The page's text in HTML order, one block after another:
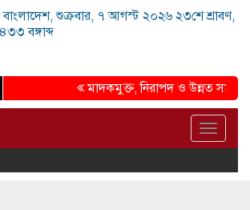
বাংলাদেশ, শুক্রবার, ৭ আগস্ট ২০২৬ ২৩শে শ্রাবণ,
বঙ্গাব্দ
মাদকমুক্ত, নিরাপদ ও উন্নত সমাজ গড়ার
Toggle